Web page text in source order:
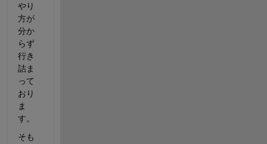
やり
方が
分か
らず
行き
詰ま
って
おり
ま
す。
そも